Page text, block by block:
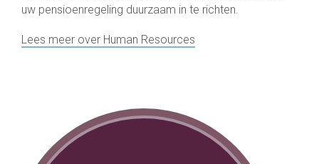
uw pensioenregeling duurzaam in te richten.
Lees meer over Human Resources